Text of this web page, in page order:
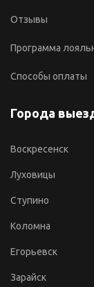
Отзывы
Программа
Способы оплаты
Города
Воскресенск
Луховицы
Ступино
Коломна
Егорьевск
Зарайск